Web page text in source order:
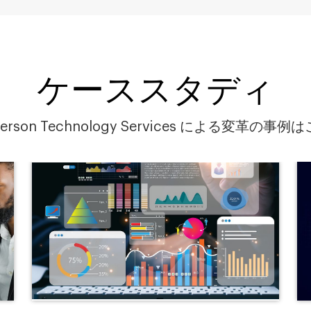
ケーススタディ
Technology Services による変革の事例は